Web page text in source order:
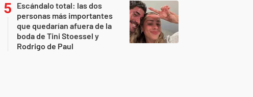
Escándalo total: las dos
personas más importantes
que quedarían afuera de la
boda de Tini Stoessel y
Rodrigo de Paul